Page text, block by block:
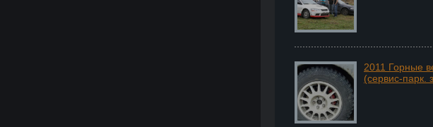
2011 Горные
(сервис-парк.